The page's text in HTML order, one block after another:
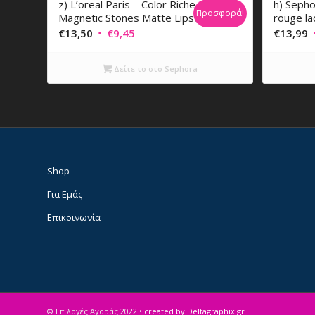
z) L’oreal Paris – Color Riche
Magnetic Stones Matte Lipstick
€13,50 Original
was:
€13,50.
€9,45
τιμή
είναι:
Προσφορά!
Δείτε το στο Sephora
h)
rouge
€13,99
Shop
Για Εμάς
Επικοινωνία
© Επιλογές Αγοράς 2022 • created by Deltagraphix.gr